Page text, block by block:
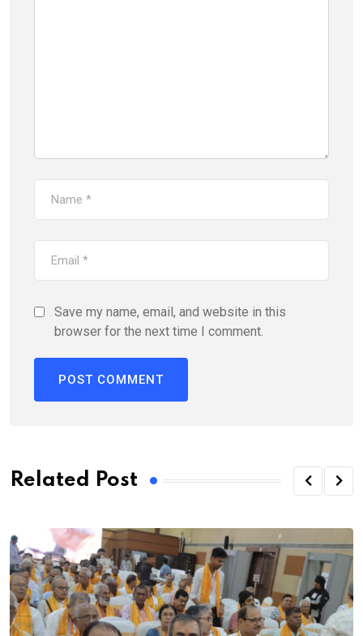
Save my name, email, and website in this
browser for the next time I comment.
Related Post